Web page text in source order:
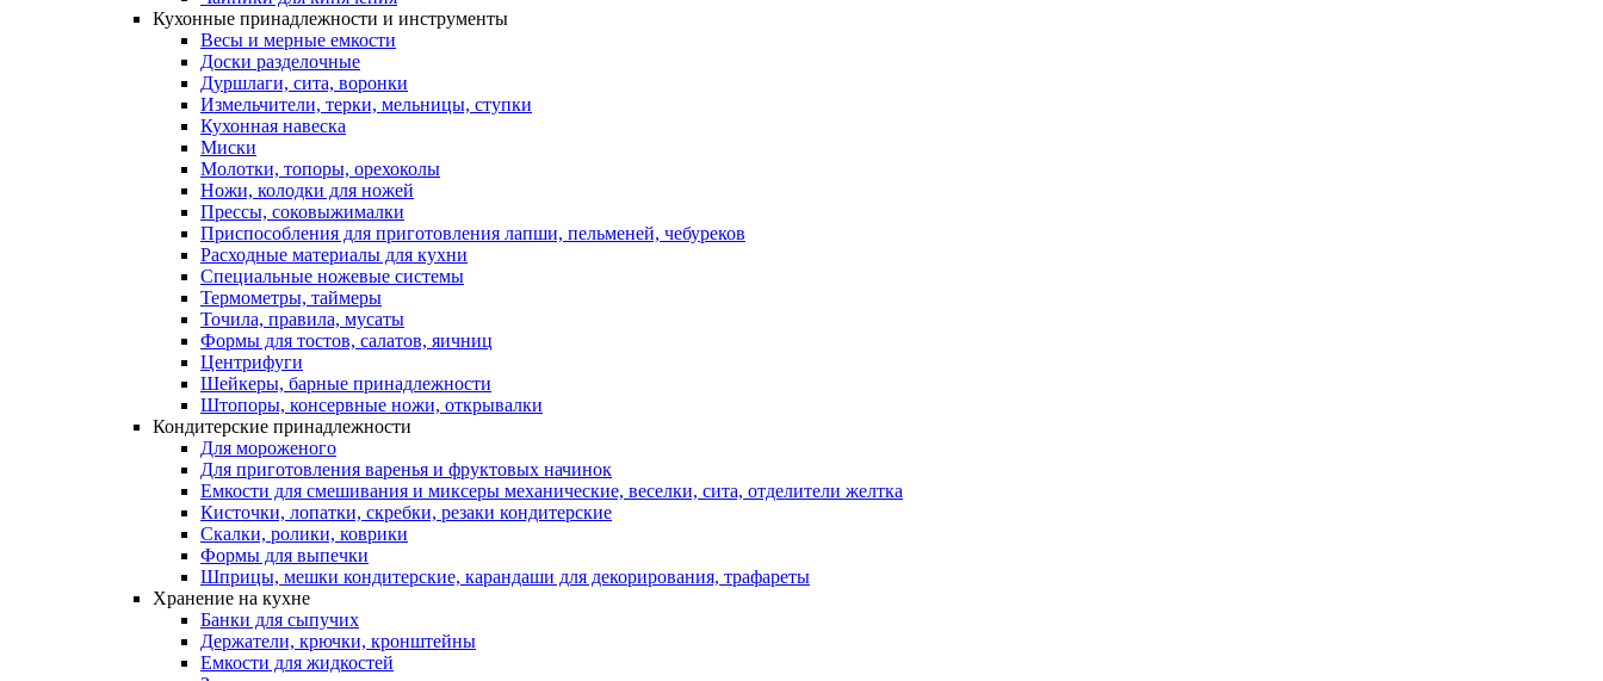
Кухонные принадлежности и инструменты
Весы и мерные емкости
Доски разделочные
Дуршлаги, сита, воронки
Измельчители, терки, мельницы, ступки
Кухонная навеска
Миски
Молотки, топоры, орехоколы
Ножи, колодки для ножей
Прессы, соковыжималки
Приспособления для приготовления лапши, пельменей, чебуреков
Расходные материалы для кухни
Специальные ножевые системы
Термометры, таймеры
Точила, правила, мусаты
Формы для тостов, салатов, яичниц
Центрифуги
Шейкеры, барные принадлежности
Штопоры, консервные ножи, открывалки
Кондитерские принадлежности
Для мороженого
Для приготовления варенья и фруктовых начинок
Емкости для смешивания и миксеры механические, веселки, сита, отделители желтка
Кисточки, лопатки, скребки, резаки кондитерские
Скалки, ролики, коврики
Формы для выпечки
Шприцы, мешки кондитерские, карандаши для декорирования, трафареты
Хранение на кухне
Банки для сыпучих
Держатели, крючки, кронштейны
Емкости для жидкостей